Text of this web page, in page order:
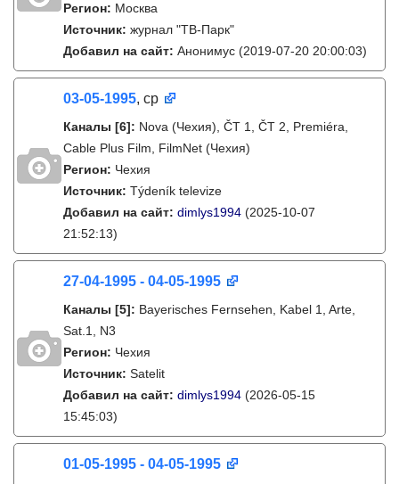
Регион: Москва
Источник: журнал "ТВ-Парк"
Добавил на сайт: Анонимус (2019-07-20 20:00:03)
03-05-1995, ср
Каналы [6]: Nova (Чехия), ČT 1, ČT 2, Premiéra,
Cable Plus Film, FilmNet (Чехия)
Регион: Чехия
Источник: Týdeník televize
Добавил на сайт: dimlys1994 (2025-10-07
21:52:13)
27-04-1995 - 04-05-1995
Каналы [5]: Bayerisches Fernsehen, Kabel 1, Arte,
Sat.1, N3
Регион: Чехия
Источник: Satelit
Добавил на сайт: dimlys1994 (2026-05-15
15:45:03)
01-05-1995 - 04-05-1995